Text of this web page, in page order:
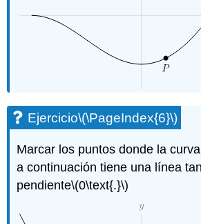
Ejercicio\(\PageIndex{6}\)
Marcar los puntos donde la
a continuación tiene una línea
pendiente\(0\text{.}\)